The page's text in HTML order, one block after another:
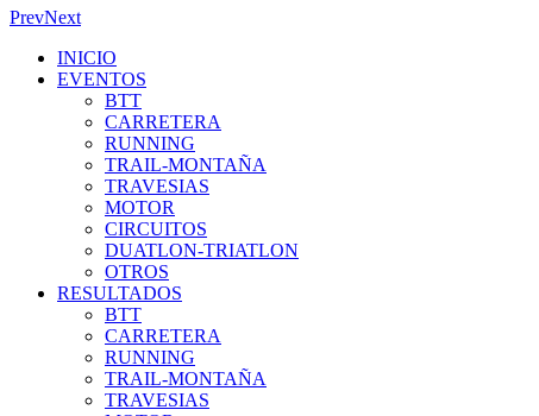
PrevNext
INICIO
EVENTOS
BTT
CARRETERA
RUNNING
TRAIL-MONTAÑA
TRAVESIAS
MOTOR
CIRCUITOS
DUATLON-TRIATLON
OTROS
RESULTADOS
BTT
CARRETERA
RUNNING
TRAIL-MONTAÑA
TRAVESIAS